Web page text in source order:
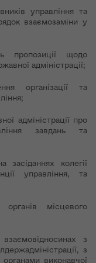
управління та
взаємозаміни у
пропозиції щодо
адміністрації;
організації та
адміністрації про
завдань та
засіданнях колегії
управління, та
місцевого
з
з
виконавчої